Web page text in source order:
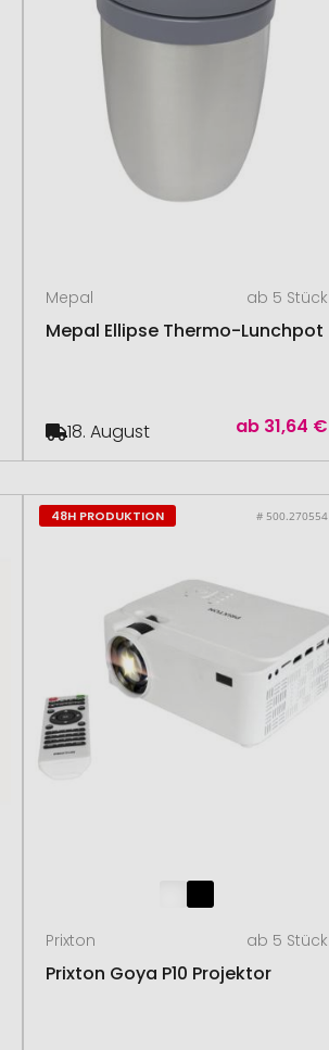
Mepal ab 5 Stück
Mepal Ellipse Thermo-Lunchpot
ab 31,64 €
18. August
48H PRODUKTION # 500.270554
Prixton ab 5 Stück
Prixton Goya P10 Projektor